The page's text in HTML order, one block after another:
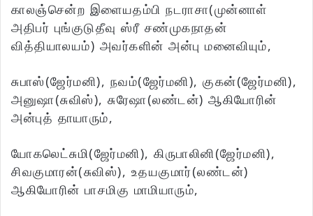
காலஞ்சென்ற இளையதம்பி நடராசா(முன்னாள்
அதிபர் புங்குடுதீவு ஸ்ரீ சண்முகநாதன்
வித்தியாலயம்) அவர்களின் அன்பு மனைவியும்,
சுபாஸ்(ஜேர்மனி), நவம்(ஜேர்மனி), குகன்(ஜேர்மனி),
அனுஷா(சுவிஸ்), சுரேஷா(லண்டன்) ஆகியோரின்
அன்புத் தாயாரும்,
யோகலெட்சுமி(ஜேர்மனி), கிருபாலினி(ஜேர்மனி),
சிவகுமாரன்(சுவிஸ்), உதயகுமார்(லண்டன்)
ஆகியோரின் பாசமிகு மாமியாரும்,